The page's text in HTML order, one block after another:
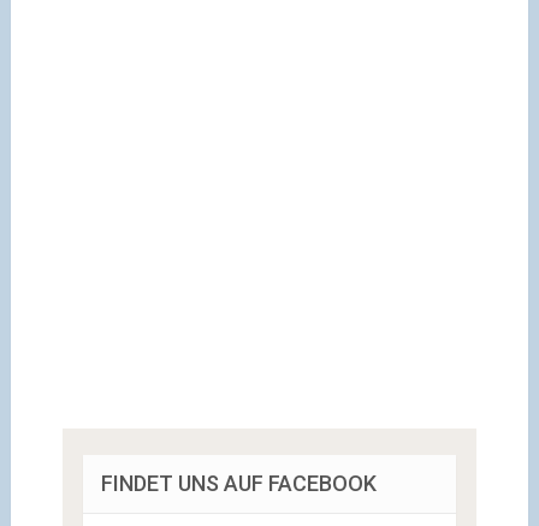
FINDET UNS AUF FACEBOOK